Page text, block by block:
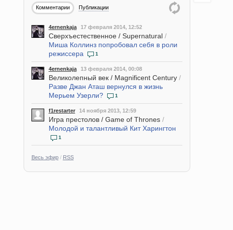
Комментарии Публикации
4ernenkaja 17 февраля 2014, 12:52
Сверхъестественное / Supernatural/
Миша Коллинз попробовал себя в роли
режиссера
1
4ernenkaja 13 февраля 2014, 00:08
Великолепный век / Magnificent Century/
Разве Джан Аташ вернулся в жизнь
Мерьем Узерли?
1
f1restarter 14 ноября 2013, 12:59
Игра престолов / Game of Thrones/
Молодой и талантливый Кит Харингтон
1
Весь эфир/ RSS